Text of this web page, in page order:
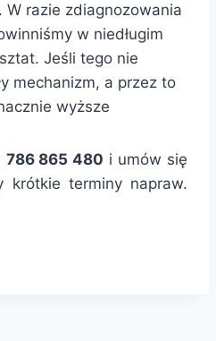
W razie zdiagnozowania
w niedługim
Jeśli tego nie
mechanizm, a przez to
wyższe
786 865 480 i umów się
krótkie terminy napraw.